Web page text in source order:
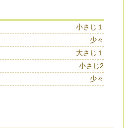
小さじ１
少々
大さじ１
小さじ2
少々